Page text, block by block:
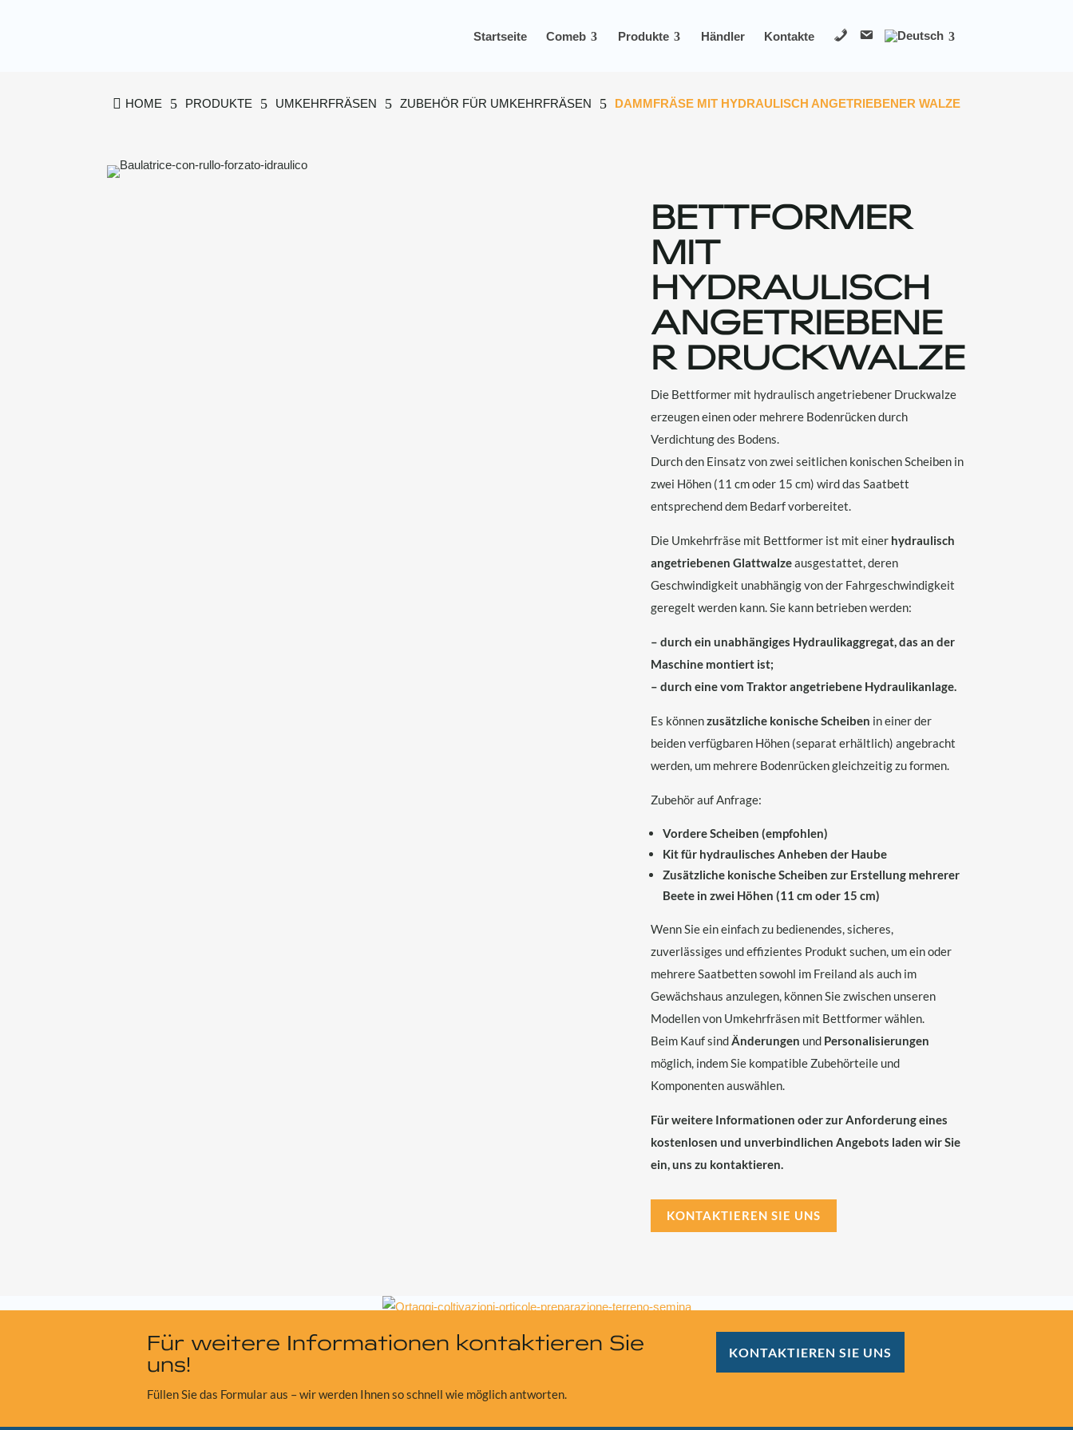
Startseite Comeb Produkte Händler Kontakte
T
M
 HOME 5 PRODUKTE 5 UMKEHRFRÄSEN 5 ZUBEHÖR FÜR UMKEHRFRÄSEN 5 DAMMFRÄSE MIT HYDRAULISCH ANGETRIEBENER WALZE
BETTFORMER
MIT
HYDRAULISCH
ANGETRIEBENE
R DRUCKWALZE
Die Bettformer mit hydraulisch angetriebener Druckwalze
erzeugen einen oder mehrere Bodenrücken durch
Verdichtung des Bodens.
Durch den Einsatz von zwei seitlichen konischen Scheiben in
zwei Höhen (11 cm oder 15 cm) wird das Saatbett
entsprechend dem Bedarf vorbereitet.
Die Umkehrfräse mit Bettformer ist mit einer hydraulisch
angetriebenen Glattwalzeausgestattet, deren
Geschwindigkeit unabhängig von der Fahrgeschwindigkeit
geregelt werden kann. Sie kann betrieben werden:
– durch ein unabhängiges Hydraulikaggregat, das an der
Maschine montiert ist;
– durch eine vom Traktor angetriebene Hydraulikanlage.
Es könnenzusätzliche konische Scheiben in einer der
beiden verfügbaren Höhen (separat erhältlich) angebracht
werden, um mehrere Bodenrücken gleichzeitig zu formen.
Zubehör auf Anfrage:
Vordere Scheiben (empfohlen)
Kit für hydraulisches Anheben der Haube
Zusätzliche konische Scheiben zur Erstellung mehrerer
Beete in zwei Höhen (11 cm oder 15 cm)
Wenn Sie ein einfach zu bedienendes, sicheres,
zuverlässiges und effizientes Produkt suchen, um ein oder
mehrere Saatbetten sowohl im Freiland als auch im
Gewächshaus anzulegen, können Sie zwischen unseren
Modellen von Umkehrfräsen mit Bettformer wählen.
Beim Kauf sindÄnderungen und Personalisierungen
möglich, indem Sie kompatible Zubehörteile und
Komponenten auswählen.
Für weitere Informationen oder zur Anforderung eines
kostenlosen und unverbindlichen Angebots laden wir Sie
ein, uns zu kontaktieren.
KONTAKTIEREN SIE UNS
Für weitere Informationen kontaktieren Sie
uns!
Füllen Sie das Formular aus – wir werden Ihnen so schnell wie möglich antworten.
KONTAKTIEREN SIE UNS